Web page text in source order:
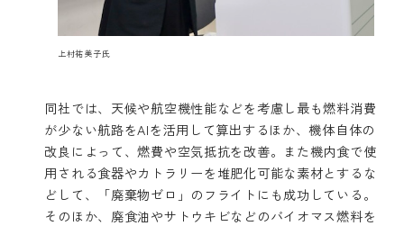
上村祐美子氏
同社では、天候や航空機性能などを考慮し最も燃料消費
が少ない航路をAIを活用して算出するほか、機体自体の
改良によって、燃費や空気抵抗を改善。また機内食で使
用される食器やカトラリーを堆肥化可能な素材とするな
どして、「廃棄物ゼロ」のフライトにも成功している。
そのほか、廃食油やサトウキビなどのバイオマス燃料を